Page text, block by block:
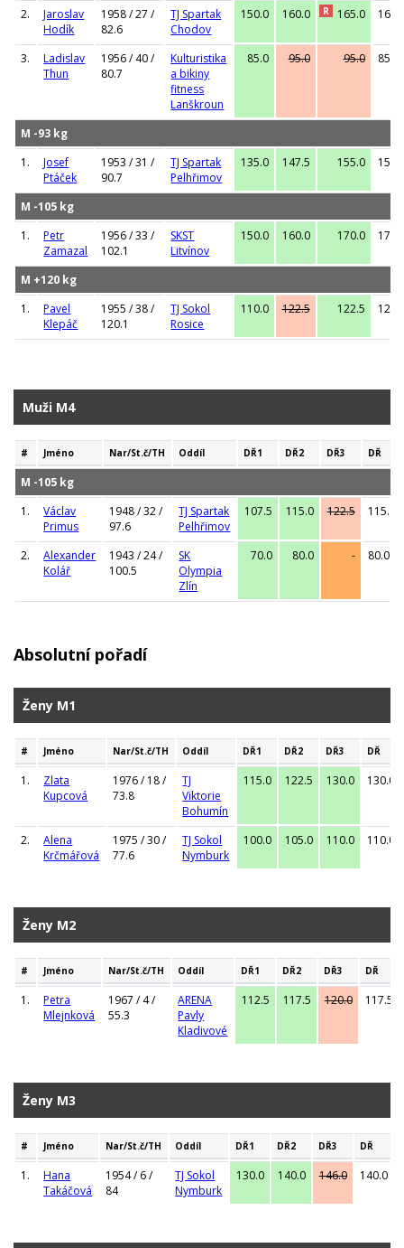
2.
Jaroslav
Hodík
1958 / 27 /
82.6
TJ Spartak
Chodov
150.0 160.0 R 165.0
3.
Ladislav
Thun
1956 / 40 /
80.7
Kulturistika
a bikiny
fitness
Lanškroun
85.0 95.0 95.0 85.0
M -93 kg
1.
Josef
Ptáček
1953 / 31 /
90.7
TJ Spartak
Pelhřimov
135.0 147.5 155.0
M -105 kg
1.
Petr
Zamazal
1956 / 33 /
102.1
SKST
Litvínov
150.0 160.0 170.0
M +120 kg
1.
Pavel
Klepáč
1955 / 38 /
120.1
TJ Sokol
Rosice
110.0 122.5 122.5
Muži M4
# Jméno Nar/St.č/TH Oddíl DŘ1 DŘ2 DŘ3 DŘ
M -105 kg
1.
Václav
Primus
1948 / 32 /
97.6
TJ Spartak
Pelhřimov
107.5 115.0 122.5 115.0
2.
Alexander
Kolář
1943 / 24 /
100.5
SK
Olympia
Zlín
70.0 80.0 - 80.0
Absolutní pořadí
Ženy M1
# Jméno Nar/St.č/TH Oddíl DŘ1 DŘ2 DŘ3 DŘ
1.
Zlata
Kupcová
1976 / 18 /
73.8
TJ
Viktorie
Bohumín
115.0 122.5 130.0 130.0
2.
Alena
Krčmářová
1975 / 30 /
77.6
TJ Sokol
Nymburk
100.0 105.0 110.0 110.0
Ženy M2
# Jméno Nar/St.č/TH Oddíl DŘ1 DŘ2 DŘ3 DŘ
1.
Petra
Mlejnková
1967 / 4 /
55.3
ARENA
Pavly
Kladivové
112.5 117.5 120.0 117.5
Ženy M3
# Jméno Nar/St.č/TH Oddíl DŘ1 DŘ2 DŘ3 DŘ
1.
Hana
Takáčová
1954 / 6 /
84
TJ Sokol
Nymburk
130.0 140.0 146.0 140.0